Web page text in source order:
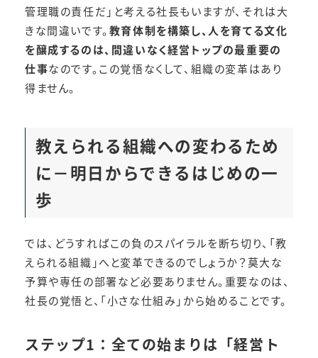
管理職の責任だ」と考える社長もいますが、それは大
きな間違いです。 教育体制を構築し、人を育てる文化
を醸成するのは、間違いなく経営トップの最重要の
仕事なのです。この覚悟なくして、組織の変革はあり
得ません。
教えられる組織への変わるため
に－明日からできるはじめの一
歩
では、どうすればこの負のスパイラルを断ち切り、「教
えられる組織」へと変革できるのでしょうか？莫大な
予算や専任の部署など必要ありません。重要なのは、
社長の覚悟と、「小さな仕組み」から始めることです。
ステップ1：全ての始まりは「経営ト